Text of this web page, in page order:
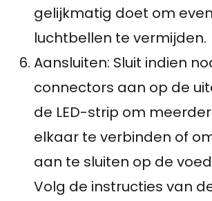
gelijkmatig doet om
luchtbellen te vermijden.
Aansluiten: Sluit indien
connectors aan op de
de LED-strip om
elkaar te verbinden of
aan te sluiten op de
Volg de instructies van